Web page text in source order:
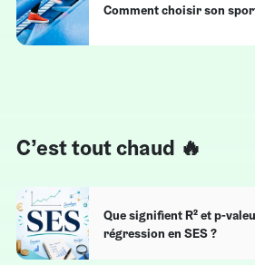
Comment choisir son
C’est tout chaud 🔥
Que signifient R² et p-
régression en SES ?